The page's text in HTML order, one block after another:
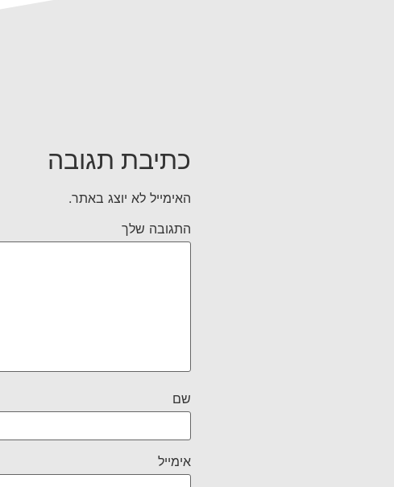
כתיבת תגובה
האימייל לא יוצג באתר.
התגובה שלך
שם
אימייל